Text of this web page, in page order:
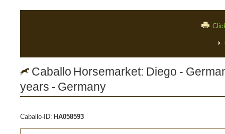
Caballo Horsemarket: Diego -
years - Germany
Caballo-ID: HA058593